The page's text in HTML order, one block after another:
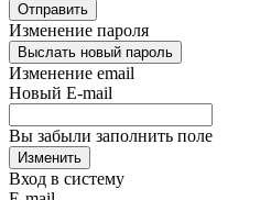
Отправить
Изменение пароля
Выслать новый пароль
Изменение email
Новый E-mail
Вы забыли заполнить поле
Изменить
Вход в систему